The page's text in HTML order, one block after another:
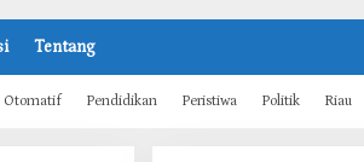
Tentang
Otomatif Pendidikan Peristiwa Politik Riau